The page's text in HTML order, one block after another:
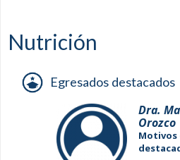
Nutrición
Egresados destacados
Dra.
Orozco
Motivos